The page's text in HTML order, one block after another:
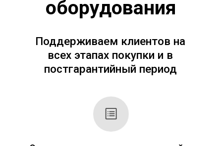
Получите
коммерческое
Стоимость оборудования рассчитывается
индивидуально (в зависимости от выбора
оборудования, количества и т. д.). Поэтому